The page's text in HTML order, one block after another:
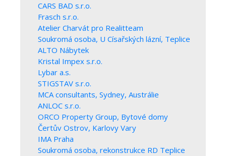
CARS BAD s.r.o.
Frasch s.r.o.
Atelier Charvát pro Realitteam
Soukromá osoba, U Císařských lázní, Teplice
ALTO Nábytek
Kristal Impex s.r.o.
Lybar a.s.
STIGSTAV s.r.o.
MCA consultants, Sydney, Austrálie
ANLOC s.r.o.
ORCO Property Group, Bytové domy
Čertův Ostrov, Karlovy Vary
IMA Praha
Soukromá osoba, rekonstrukce RD Teplice